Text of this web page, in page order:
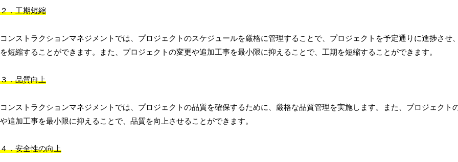
２．工期短縮
コンストラクションマネジメントでは、プロジェクトのスケジュールを厳格に管理することで、プロジェクトを予定通りに進捗させ
を短縮することができます。また、プロジェクトの変更や追加工事を最小限に抑えることで、工期を短縮することができます。
３．品質向上
コンストラクションマネジメントでは、プロジェクトの品質を確保するために、厳格な品質管理を実施します。また、プロジェクト
や追加工事を最小限に抑えることで、品質を向上させることができます。
４．安全性の向上